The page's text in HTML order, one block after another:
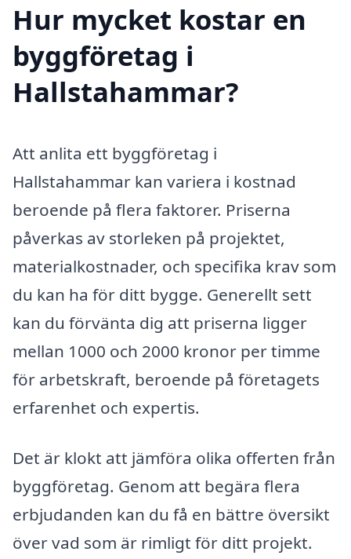
Hur mycket kostar en
byggföretag i
Hallstahammar?
Att anlita ett byggföretag i
Hallstahammar kan variera i kostnad
beroende på flera faktorer. Priserna
påverkas av storleken på projektet,
materialkostnader, och specifika krav som
du kan ha för ditt bygge. Generellt sett
kan du förvänta dig att priserna ligger
mellan 1000 och 2000 kronor per timme
för arbetskraft, beroende på företagets
erfarenhet och expertis.
Det är klokt att jämföra olika offerten från
byggföretag. Genom att begära flera
erbjudanden kan du få en bättre översikt
över vad som är rimligt för ditt projekt.